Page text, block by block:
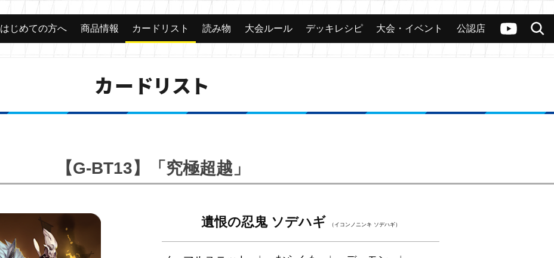
ヴァンガードch
検索
カード 大会 公認店舗 その他
はじめての方へ 商品情報 カードリスト 読み物 大会ルール デッキレシピ 大会・イベント 公認店
カードリスト
【G-BT13】「究極超越」
遺恨の忍鬼 ソデハギ （イコンノニンキ ソデハギ）